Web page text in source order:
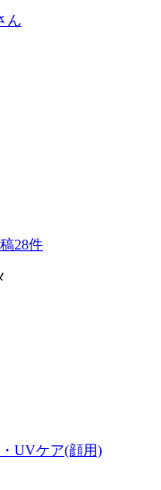
ん
28件
UVケア(顔用)